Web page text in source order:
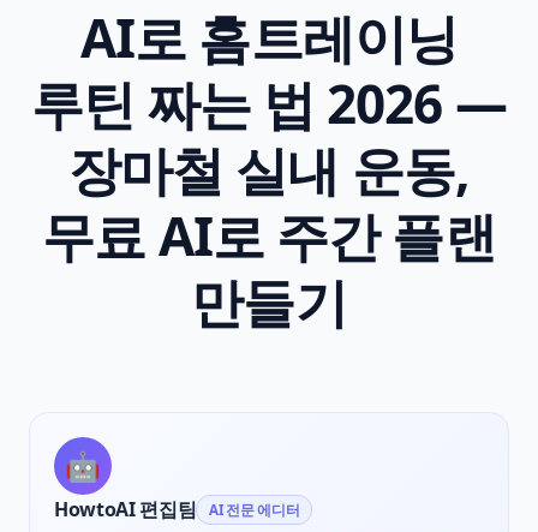
AI로 홈트레이닝
루틴 짜는 법 2026 —
장마철 실내 운동,
무료 AI로 주간 플랜
만들기
🤖
HowtoAI 편집팀 AI 전문 에디터